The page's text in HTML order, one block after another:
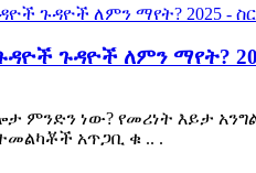
ጉዳዮች ለምን ማየት?
ምንድን ነው? የመሪነት እይታ
አጥጋቢ ቁ .. .